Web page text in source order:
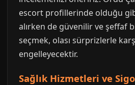
escort profillerinde olduğu
alırken de güvenilir ve şeffaf
seçmek, olası sürprizlerle
engelleyecektir.
Sağlık Hizmetleri ve